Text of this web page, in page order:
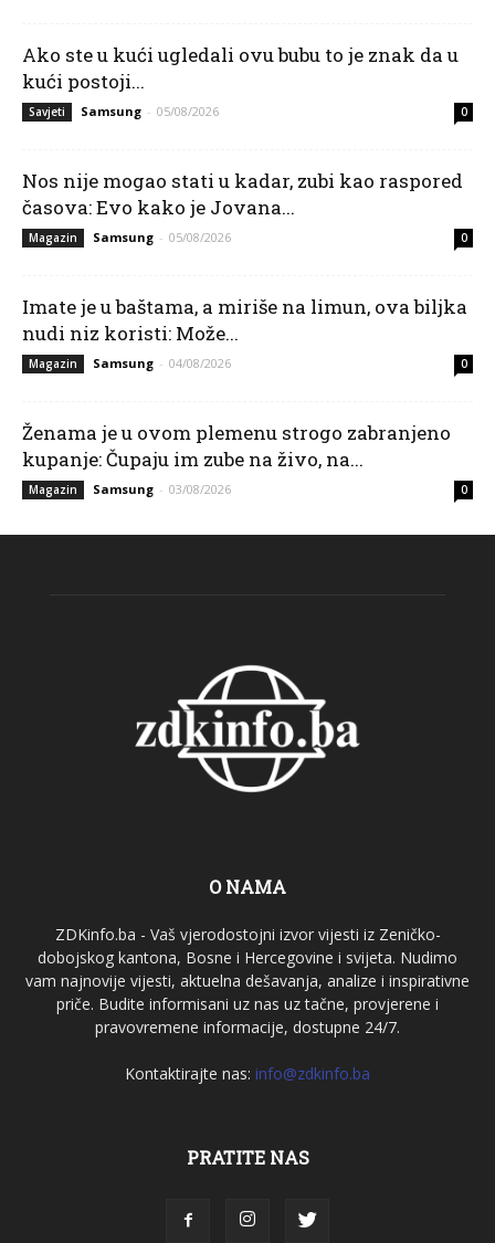
Ako ste u kući ugledali ovu bubu to je znak da u
kući postoji...
Savjeti Samsung - 05/08/2026 0
Nos nije mogao stati u kadar, zubi kao raspored
časova: Evo kako je Jovana...
Magazin Samsung - 05/08/2026 0
Imate je u baštama, a miriše na limun, ova biljka
nudi niz koristi: Može...
Magazin Samsung - 04/08/2026 0
Ženama je u ovom plemenu strogo zabranjeno
kupanje: Čupaju im zube na živo, na...
Magazin Samsung - 03/08/2026 0
O NAMA
ZDKinfo.ba - Vaš vjerodostojni izvor vijesti iz Zeničko-
dobojskog kantona, Bosne i Hercegovine i svijeta. Nudimo
vam najnovije vijesti, aktuelna dešavanja, analize i inspirativne
priče. Budite informisani uz nas uz tačne, provjerene i
pravovremene informacije, dostupne 24/7.
Kontaktirajte nas: info@zdkinfo.ba
PRATITE NAS